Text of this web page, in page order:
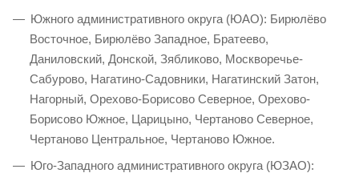
Южного административного округа (ЮАО): Бирюлёво
Восточное, Бирюлёво Западное, Братеево,
Даниловский, Донской, Зябликово, Москворечье-
Сабурово, Нагатино-Садовники, Нагатинский Затон,
Нагорный, Орехово-Борисово Северное, Орехово-
Борисово Южное, Царицыно, Чертаново Северное,
Чертаново Центральное, Чертаново Южное.
Юго-Западного административного округа (ЮЗАО):